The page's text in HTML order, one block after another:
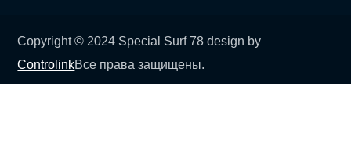
Copyright © 2024 Special Surf 78 design by
ControlinkВсе права защищены.